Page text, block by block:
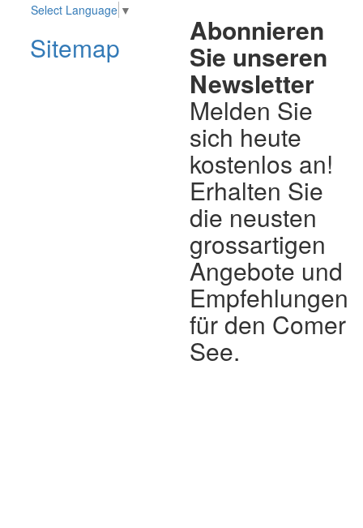
Select Language ▼
Sitemap
Abonnieren
Sie unseren
Newsletter
Melden Sie
sich heute
kostenlos an!
Erhalten Sie
die neusten
grossartigen
Angebote und
Empfehlungen
für den Comer
See.